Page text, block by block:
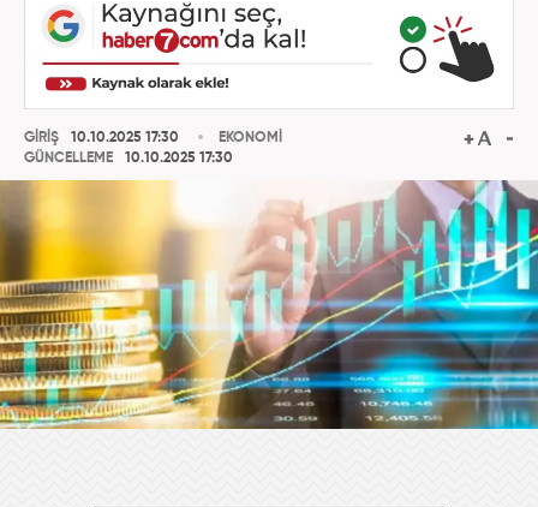
GİRİŞ
10.10.2025 17:30
GÜNCELLEME
10.10.2025 17:30
EKONOMİ